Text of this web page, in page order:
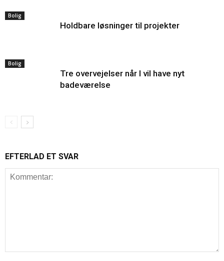
Bolig
Holdbare løsninger til projekter
Bolig
Tre overvejelser når I vil have nyt
badeværelse
EFTERLAD ET SVAR